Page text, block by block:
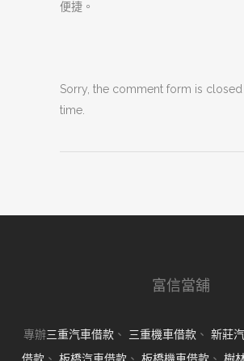
便捷。
Sorry, the comment form is closed
time.
富信當舖
專辦三重汽車借款 、 三重機車借款 、 新莊